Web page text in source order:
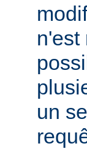
n'est
un